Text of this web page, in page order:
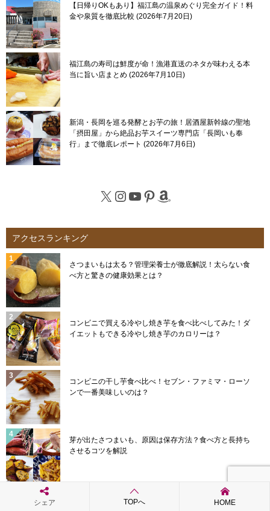
【日帰りOKもあり】福江島の温泉めぐり完全ガイド！料
金や泉質を徹底比較 2026年7月20日
福江島の寿司は鮮度が命！漁港直送のネタが味わえる本
当に旨い店まとめ 2026年7月10日
新潟・長岡を巡る発酵とお芋の旅！居酒屋新幹線の聖地
「摂田屋」から絶品お芋スイーツ専門店「長岡いも奉
行」まで徹底レポート
2026年7月6日
X Instagram
YouTube
Pinterest
Amazon
アクセスランキング
さつまいもは太る？管理栄養士が徹底解説！太らない食
べ方と驚きの健康効果とは？
コンビニで買える冷やし焼き芋を食べ比べしてみた！ダ
イエットもできる冷やし焼き芋のカロリーは？
コンビニの干し芋食べ比べ！セブン・ファミマ・ローソ
ンで一番美味しいのは？
芽が出たさつまいも、原因は保存方法？食べ方と長持ち
させるコツを解説
家庭で出来るさつまいも熟成方法とは？安納芋を美味し
シェア TOPへ HOME